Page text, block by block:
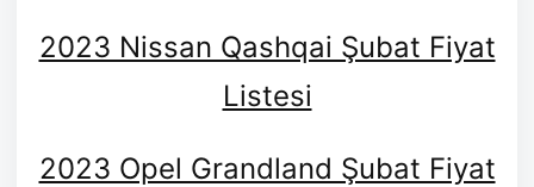
2023 Nissan Qashqai Şubat Fiyat
Listesi
2023 Opel Grandland Şubat Fiyat